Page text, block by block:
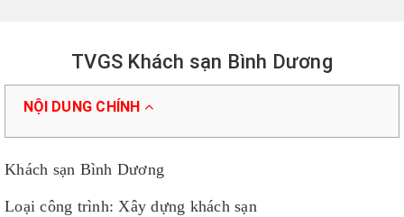
TVGS Khách sạn Bình Dương
NỘI DUNG CHÍNH
Khách sạn Bình Dương
Loại công trình: Xây dựng khách sạn